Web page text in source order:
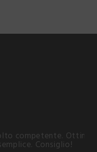
competente.
Consiglio!